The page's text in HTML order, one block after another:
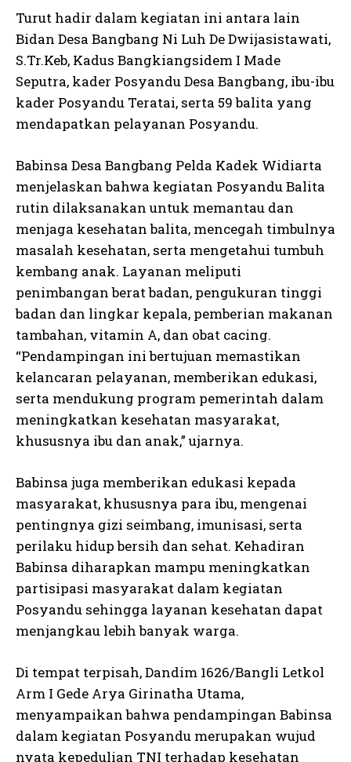
Turut hadir dalam kegiatan ini antara lain
Bidan Desa Bangbang Ni Luh De Dwijasistawati,
S.Tr.Keb, Kadus Bangkiangsidem I Made
Seputra, kader Posyandu Desa Bangbang, ibu-ibu
kader Posyandu Teratai, serta 59 balita yang
mendapatkan pelayanan Posyandu.
Babinsa Desa Bangbang Pelda Kadek Widiarta
menjelaskan bahwa kegiatan Posyandu Balita
rutin dilaksanakan untuk memantau dan
menjaga kesehatan balita, mencegah timbulnya
masalah kesehatan, serta mengetahui tumbuh
kembang anak. Layanan meliputi
penimbangan berat badan, pengukuran tinggi
badan dan lingkar kepala, pemberian makanan
tambahan, vitamin A, dan obat cacing.
“Pendampingan ini bertujuan memastikan
kelancaran pelayanan, memberikan edukasi,
serta mendukung program pemerintah dalam
meningkatkan kesehatan masyarakat,
khususnya ibu dan anak,” ujarnya.
Babinsa juga memberikan edukasi kepada
masyarakat, khususnya para ibu, mengenai
pentingnya gizi seimbang, imunisasi, serta
perilaku hidup bersih dan sehat. Kehadiran
Babinsa diharapkan mampu meningkatkan
partisipasi masyarakat dalam kegiatan
Posyandu sehingga layanan kesehatan dapat
menjangkau lebih banyak warga.
Di tempat terpisah, Dandim 1626/Bangli Letkol
Arm I Gede Arya Girinatha Utama,
menyampaikan bahwa pendampingan Babinsa
dalam kegiatan Posyandu merupakan wujud
nyata kepedulian TNI terhadap kesehatan